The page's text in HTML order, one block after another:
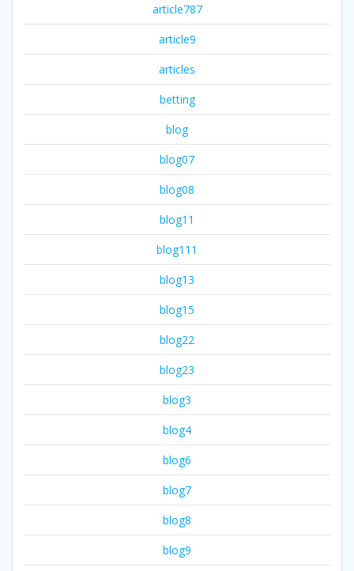
article787
article9
articles
betting
blog
blog07
blog08
blog11
blog111
blog13
blog15
blog22
blog23
blog3
blog4
blog6
blog7
blog8
blog9